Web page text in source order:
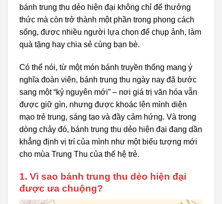
bánh trung thu dẻo hiện đại không chỉ để thưởng
thức mà còn trở thành một phần trong phong cách
sống, được nhiều người lựa chọn để chụp ảnh, làm
quà tặng hay chia sẻ cùng bạn bè.
Có thể nói, từ một món bánh truyền thống mang ý
nghĩa đoàn viên, bánh trung thu ngày nay đã bước
sang một “kỷ nguyên mới” – nơi giá trị văn hóa vẫn
được giữ gìn, nhưng được khoác lên mình diện
mạo trẻ trung, sáng tạo và đầy cảm hứng. Và trong
dòng chảy đó, bánh trung thu dẻo hiện đại đang dần
khẳng định vị trí của mình như một biểu tượng mới
cho mùa Trung Thu của thế hệ trẻ.
1. Vì sao bánh trung thu dẻo hiện đại
được ưa chuộng?